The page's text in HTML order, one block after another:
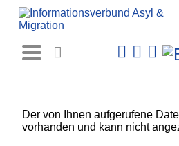
Der von Ihnen aufgerufene
vorhanden und kann nicht